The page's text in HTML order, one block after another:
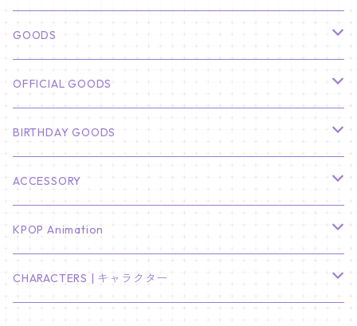
俳優
CHA EUN WOO
HYUNBIN
BTS
JIN
J-HOPE
SEVENTEEN
S.COUPS
ジョンハン
Stray Kids
バンチャン
リノ
TXT
ヨンジュン
ENHYPEN
GOODS
カレンダー
壁掛けカレンダー
ミニ壁掛けカレンダー
フォトカードセット(60枚入り)
韓国語単語カード
プレミアム写真集
ステッカー&粘着メモ紙セット
OFFICIAL GOODS
LIGHT STICK
Light Stick Pouch
BT21
Stray Kids
MANIAC ENCORE
SKZOO
BIRTHDAY GOODS
01/01 WINTER
01/16 SEUNGKWAN
02/01 DOYOUNG
ACCESSORY
PIERCE
EARRING
KPOP Animation
KPop Demon Hunters
CHARACTERS | キャラクター